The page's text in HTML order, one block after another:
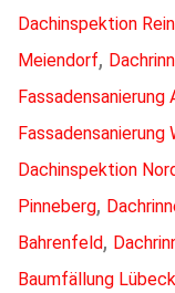
Dachinspektion
Meiendorf,
Dachinspektion
Pinneberg,
Bahrenfeld,
Baumfällung Lübeck